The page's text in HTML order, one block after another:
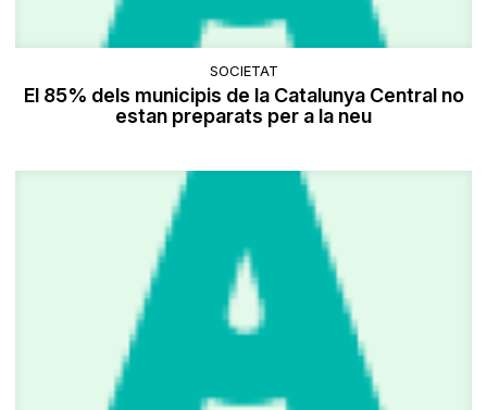
SOCIETAT
El 85% dels municipis de la Catalunya Central no
estan preparats per a la neu